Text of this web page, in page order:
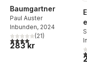
Baumgartner
Paul Auster
Inbunden, 2024
4,0utav 5 stjärnor. Totalt
(21)
283 kr